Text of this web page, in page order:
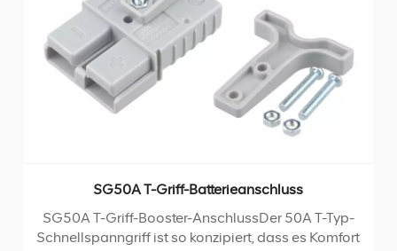
SG50A T-Griff-Batterieanschluss
SG50A T-Griff-Booster-AnschlussDer 50A T-Typ-
Schnellspanngriff ist so konzipiert, dass es Komfort